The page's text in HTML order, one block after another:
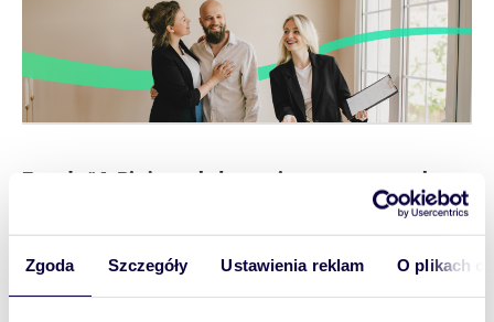
Zgoda Szczegóły Ustawienia reklam O plikach
Zasada #4: Bieżąca obsługa priorytetem – to sekret
nowoczesnego zarządzania apartamentami
Jest 21:30 w piątek, właśnie siadasz do ulubionego